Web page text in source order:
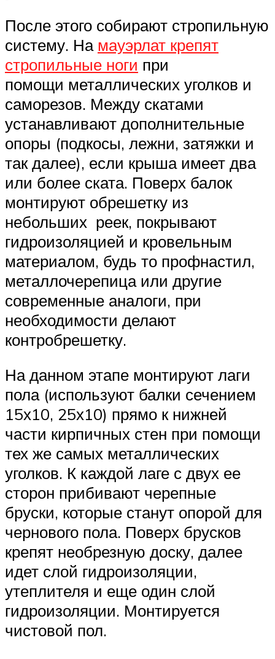
После этого собирают стропильную
систему. На мауэрлат крепят
стропильные ноги при
помощи металлических уголков и
саморезов. Между скатами
устанавливают дополнительные
опоры (подкосы, лежни, затяжки и
так далее), если крыша имеет два
или более ската. Поверх балок
монтируют обрешетку из
небольших реек, покрывают
гидроизоляцией и кровельным
материалом, будь то профнастил,
металлочерепица или другие
современные аналоги, при
необходимости делают
контробрешетку.
На данном этапе монтируют лаги
пола (используют балки сечением
15х10, 25х10) прямо к нижней
части кирпичных стен при помощи
тех же самых металлических
уголков. К каждой лаге с двух ее
сторон прибивают черепные
бруски, которые станут опорой для
чернового пола. Поверх брусков
крепят необрезную доску, далее
идет слой гидроизоляции,
утеплителя и еще один слой
гидроизоляции. Монтируется
чистовой пол.